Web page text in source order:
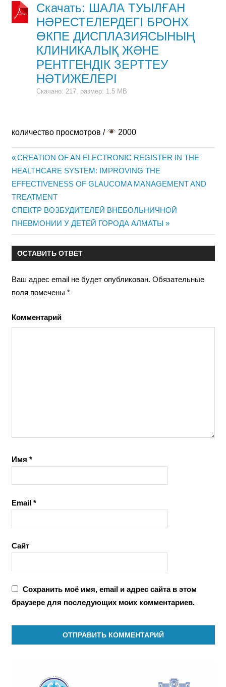
Скачать: ШАЛА ТУЫЛҒАН
НӘРЕСТЕЛЕРДЕГІ БРОНХ
ӨКПЕ ДИСПЛАЗИЯСЫНЫҢ
КЛИНИКАЛЫҚ ЖӘНЕ
РЕНТГЕНДІК ЗЕРТТЕУ
НӘТИЖЕЛЕРІ
Скачано: 217, размер: 1.5 MB
количество просмотров / 2000
Навигация
по
записям
Предыдущая
запись:
CREATION OF AN ELECTRONIC REGISTER IN THE
HEALTHCARE SYSTEM: IMPROVING THE
EFFECTIVENESS OF GLAUCOMA MANAGEMENT AND
TREATMENT
Следующая
запись:
СПЕКТР ВОЗБУДИТЕЛЕЙ ВНЕБОЛЬНИЧНОЙ
ПНЕВМОНИИ У ДЕТЕЙ ГОРОДА АЛМАТЫ
ОСТАВИТЬ ОТВЕТ
Ваш адрес email не будет опубликован. Обязательные
поля помечены *
Комментарий
Имя *
Email *
Сайт
Сохранить моё имя, email и адрес сайта в этом
браузере для последующих моих комментариев.